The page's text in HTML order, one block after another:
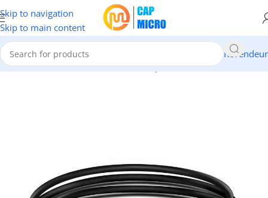
Skip to navigation
Skip to main content
Revendeur
Accueil/INFORMATIQUE/Cables & Adaptateurs/Câbles VGA